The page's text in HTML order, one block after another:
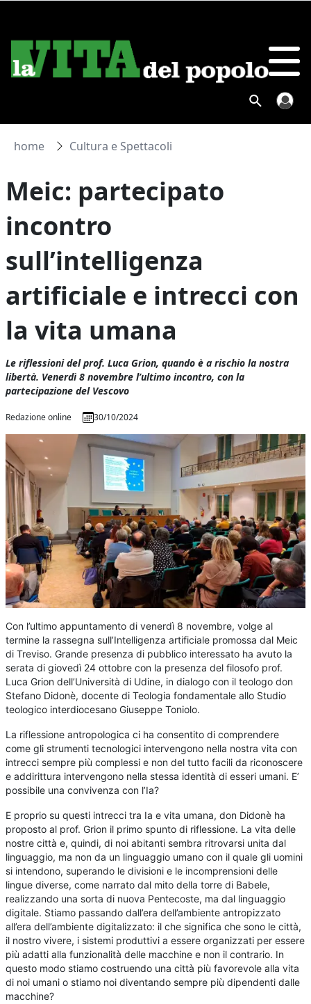
home Cultura e Spettacoli
Meic: partecipato
incontro
sull’intelligenza
artificiale e intrecci con
la vita umana
Le riflessioni del prof. Luca Grion, quando è a rischio la nostra
libertà. Venerdì 8 novembre l’ultimo incontro, con la
partecipazione del Vescovo
Redazione online 30/10/2024
Con l’ultimo appuntamento di venerdì 8 novembre, volge al
termine la rassegna sull’Intelligenza artificiale promossa dal Meic
di Treviso. Grande presenza di pubblico interessato ha avuto la
serata di giovedì 24 ottobre con la presenza del filosofo prof.
Luca Grion dell’Università di Udine, in dialogo con il teologo don
Stefano Didonè, docente di Teologia fondamentale allo Studio
teologico interdiocesano Giuseppe Toniolo.
La riflessione antropologica ci ha consentito di comprendere
come gli strumenti tecnologici intervengono nella nostra vita con
intrecci sempre più complessi e non del tutto facili da riconoscere
e addirittura intervengono nella stessa identità di esseri umani. E’
possibile una convivenza con l’Ia?
E proprio su questi intrecci tra Ia e vita umana, don Didonè ha
proposto al prof. Grion il primo spunto di riflessione. La vita delle
nostre città e, quindi, di noi abitanti sembra ritrovarsi unita dal
linguaggio, ma non da un linguaggio umano con il quale gli uomini
si intendono, superando le divisioni e le incomprensioni delle
lingue diverse, come narrato dal mito della torre di Babele,
realizzando una sorta di nuova Pentecoste, ma dal linguaggio
digitale. Stiamo passando dall’era dell’ambiente antropizzato
all’era dell’ambiente digitalizzato: il che significa che sono le città,
il nostro vivere, i sistemi produttivi a essere organizzati per essere
più adatti alla funzionalità delle macchine e non il contrario. In
questo modo stiamo costruendo una città più favorevole alla vita
di noi umani o stiamo noi diventando sempre più dipendenti dalle
macchine?